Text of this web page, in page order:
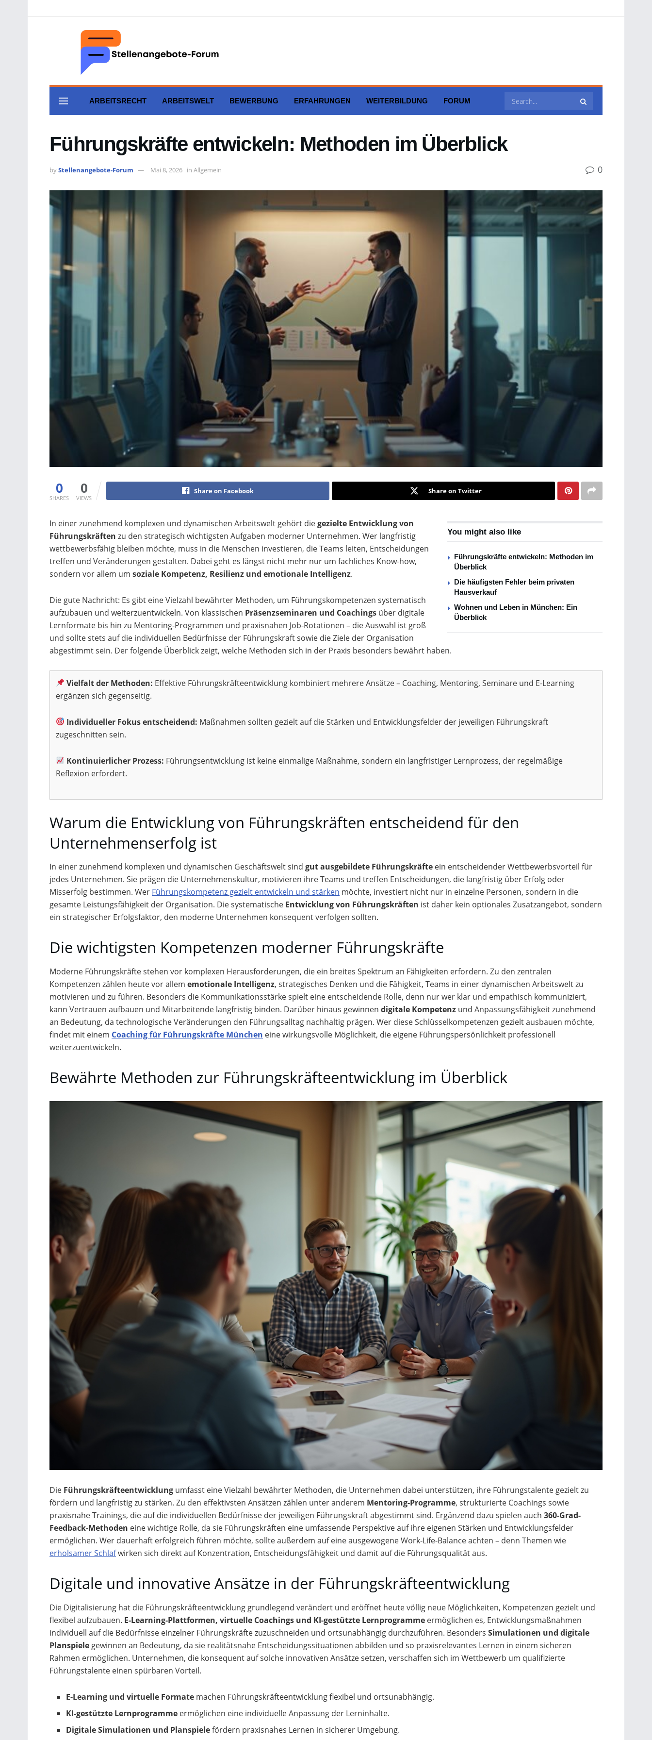
ARBEITSRECHT ARBEITSWELT BEWERBUNG ERFAHRUNGEN WEITERBILDUNG FORUM
Führungskräfte entwickeln: Methoden im Überblick
byStellenangebote-Forum Mai 8, 2026 in Allgemein 0
0
SHARES
0
VIEWS
Share on Facebook Share on Twitter
You might also like
Führungskräfte entwickeln: Methoden im
Überblick
Die häufigsten Fehler beim privaten
Hausverkauf
Wohnen und Leben in München: Ein
Überblick
In einer zunehmend komplexen und dynamischen Arbeitswelt gehört diegezielte Entwicklung von
Führungskräften zu den strategisch wichtigsten Aufgaben moderner Unternehmen. Wer langfristig
wettbewerbsfähig bleiben möchte, muss in die Menschen investieren, die Teams leiten, Entscheidungen
treffen und Veränderungen gestalten. Dabei geht es längst nicht mehr nur um fachliches Know-how,
sondern vor allem um soziale Kompetenz, Resilienz und emotionale Intelligenz.
Die gute Nachricht: Es gibt eine Vielzahl bewährter Methoden, um Führungskompetenzen systematisch
aufzubauen und weiterzuentwickeln. Von klassischen Präsenzseminaren und Coachings über digitale
Lernformate bis hin zu Mentoring-Programmen und praxisnahen Job-Rotationen – die Auswahl ist groß
und sollte stets auf die individuellen Bedürfnisse der Führungskraft sowie die Ziele der Organisation
abgestimmt sein. Der folgende Überblick zeigt, welche Methoden sich in der Praxis besonders bewährt haben.
Vielfalt der Methoden: Effektive Führungskräfteentwicklung kombiniert mehrere Ansätze – Coaching, Mentoring, Seminare und E-Learning
ergänzen sich gegenseitig.
Individueller Fokus entscheidend: Maßnahmen sollten gezielt auf die Stärken und Entwicklungsfelder der jeweiligen Führungskraft
zugeschnitten sein.
Kontinuierlicher Prozess: Führungsentwicklung ist keine einmalige Maßnahme, sondern ein langfristiger Lernprozess, der regelmäßige
Reflexion erfordert.
Warum die Entwicklung von Führungskräften entscheidend für den
Unternehmenserfolg ist
In einer zunehmend komplexen und dynamischen Geschäftswelt sind gut ausgebildete Führungskräfte ein entscheidender Wettbewerbsvorteil für
jedes Unternehmen. Sie prägen die Unternehmenskultur, motivieren ihre Teams und treffen Entscheidungen, die langfristig über Erfolg oder
Misserfolg bestimmen. Wer Führungskompetenz gezielt entwickeln und stärken möchte, investiert nicht nur in einzelne Personen, sondern in die
gesamte Leistungsfähigkeit der Organisation. Die systematische Entwicklung von Führungskräften ist daher kein optionales Zusatzangebot, sondern
ein strategischer Erfolgsfaktor, den moderne Unternehmen konsequent verfolgen sollten.
Die wichtigsten Kompetenzen moderner Führungskräfte
Moderne Führungskräfte stehen vor komplexen Herausforderungen, die ein breites Spektrum an Fähigkeiten erfordern. Zu den zentralen
Kompetenzen zählen heute vor allem emotionale Intelligenz, strategisches Denken und die Fähigkeit, Teams in einer dynamischen Arbeitswelt zu
motivieren und zu führen. Besonders die Kommunikationsstärke spielt eine entscheidende Rolle, denn nur wer klar und empathisch kommuniziert,
kann Vertrauen aufbauen und Mitarbeitende langfristig binden. Darüber hinaus gewinnen digitale Kompetenz und Anpassungsfähigkeit zunehmend
an Bedeutung, da technologische Veränderungen den Führungsalltag nachhaltig prägen. Wer diese Schlüsselkompetenzen gezielt ausbauen möchte,
findet mit einem Coaching für Führungskräfte München eine wirkungsvolle Möglichkeit, die eigene Führungspersönlichkeit professionell
weiterzuentwickeln.
Bewährte Methoden zur Führungskräfteentwicklung im Überblick
Die Führungskräfteentwicklung umfasst eine Vielzahl bewährter Methoden, die Unternehmen dabei unterstützen, ihre Führungstalente gezielt zu
fördern und langfristig zu stärken. Zu den effektivsten Ansätzen zählen unter anderem Mentoring-Programme, strukturierte Coachings sowie
praxisnahe Trainings, die auf die individuellen Bedürfnisse der jeweiligen Führungskraft abgestimmt sind. Ergänzend dazu spielen auch 360-Grad-
Feedback-Methoden eine wichtige Rolle, da sie Führungskräften eine umfassende Perspektive auf ihre eigenen Stärken und Entwicklungsfelder
ermöglichen. Wer dauerhaft erfolgreich führen möchte, sollte außerdem auf eine ausgewogene Work-Life-Balance achten – denn Themen wie
erholsamer Schlafwirken sich direkt auf Konzentration, Entscheidungsfähigkeit und damit auf die Führungsqualität aus.
Digitale und innovative Ansätze in der Führungskräfteentwicklung
Die Digitalisierung hat die Führungskräfteentwicklung grundlegend verändert und eröffnet heute völlig neue Möglichkeiten, Kompetenzen gezielt und
flexibel aufzubauen. E-Learning-Plattformen, virtuelle Coachings und KI-gestützte Lernprogramme ermöglichen es, Entwicklungsmaßnahmen
individuell auf die Bedürfnisse einzelner Führungskräfte zuzuschneiden und ortsunabhängig durchzuführen. Besonders Simulationen und digitale
Planspiele gewinnen an Bedeutung, da sie realitätsnahe Entscheidungssituationen abbilden und so praxisrelevantes Lernen in einem sicheren
Rahmen ermöglichen. Unternehmen, die konsequent auf solche innovativen Ansätze setzen, verschaffen sich im Wettbewerb um qualifizierte
Führungstalente einen spürbaren Vorteil.
E-Learning und virtuelle Formate machen Führungskräfteentwicklung flexibel und ortsunabhängig.
KI-gestützte Lernprogramme ermöglichen eine individuelle Anpassung der Lerninhalte.
Digitale Simulationen und Planspielefördern praxisnahes Lernen in sicherer Umgebung.